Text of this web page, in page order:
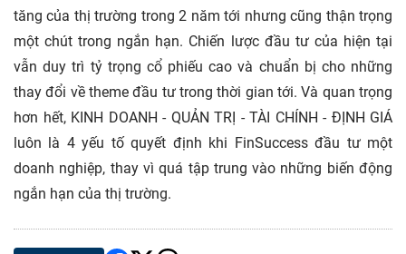
tăng của thị trường trong 2 năm tới nhưng cũng thận trọng
một chút trong ngắn hạn. Chiến lược đầu tư của hiện tại
vẫn duy trì tỷ trọng cổ phiếu cao và chuẩn bị cho những
thay đổi về theme đầu tư trong thời gian tới. Và quan trọng
hơn hết, KINH DOANH - QUẢN TRỊ - TÀI CHÍNH - ĐỊNH GIÁ
luôn là 4 yếu tố quyết định khi FinSuccess đầu tư một
doanh nghiệp, thay vì quá tập trung vào những biến động
ngắn hạn của thị trường.